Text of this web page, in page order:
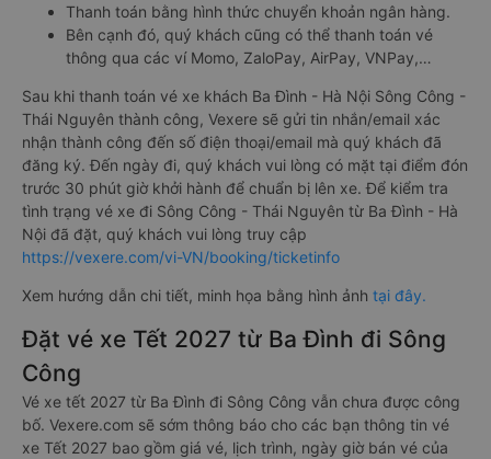
Thanh toán bằng hình thức chuyển khoản ngân hàng.
Bên cạnh đó, quý khách cũng có thể thanh toán vé
thông qua các ví Momo, ZaloPay, AirPay, VNPay,…
Sau khi thanh toán vé xe khách Ba Đình - Hà Nội Sông Công -
Thái Nguyên thành công, Vexere sẽ gửi tin nhắn/email xác
nhận thành công đến số điện thoại/email mà quý khách đã
đăng ký. Đến ngày đi, quý khách vui lòng có mặt tại điểm đón
trước 30 phút giờ khởi hành để chuẩn bị lên xe. Để kiểm tra
tình trạng vé xe đi Sông Công - Thái Nguyên từ Ba Đình - Hà
Nội đã đặt, quý khách vui lòng truy cập
https://vexere.com/vi-VN/booking/ticketinfo
Xem hướng dẫn chi tiết, minh họa bằng hình ảnh tại đây.
Đặt vé xe Tết 2027 từ Ba Đình đi Sông
Công
Vé xe tết 2027 từ Ba Đình đi Sông Công vẫn chưa được công
bố. Vexere.com sẽ sớm thông báo cho các bạn thông tin vé
xe Tết 2027 bao gồm giá vé, lịch trình, ngày giờ bán vé của